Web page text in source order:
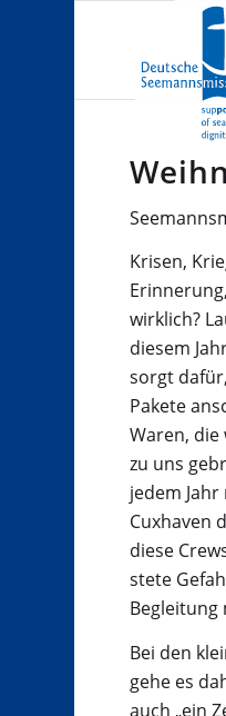
Krisen,
wirklich?
diesem
sorgt
Pakete
Waren,
zu uns
jedem
Cuxhaven
diese
stete
Begleitung
Bei den
gehe es
auch „ein